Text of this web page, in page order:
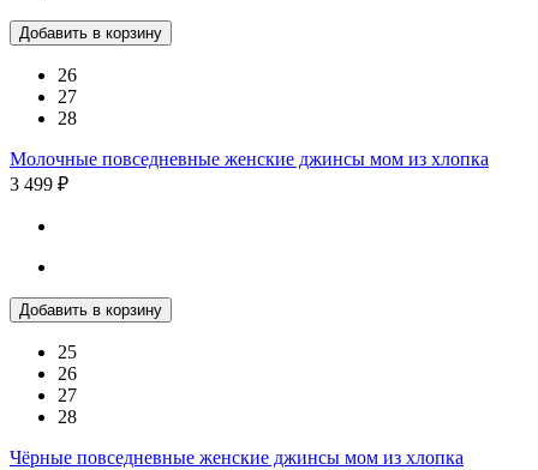
Добавить в корзину
26
27
28
Молочные повседневные женские джинсы мом из хлопка
3 499 ₽
Добавить в корзину
25
26
27
28
Чёрные повседневные женские джинсы мом из хлопка